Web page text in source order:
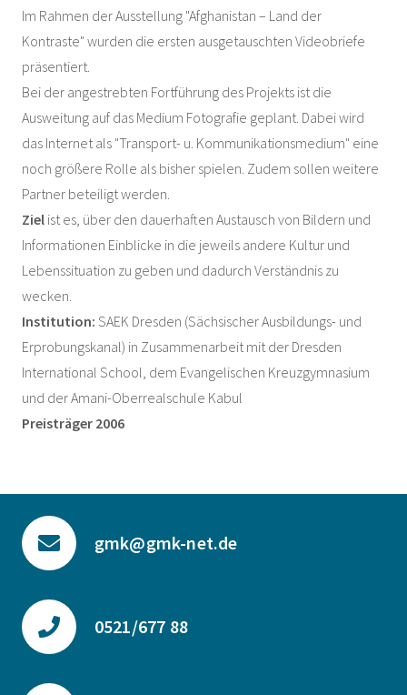
Im Rahmen der Ausstellung "Afghanistan – Land der
Kontraste" wurden die ersten ausgetauschten Videobriefe
präsentiert.
Bei der angestrebten Fortführung des Projekts ist die
Ausweitung auf das Medium Fotografie geplant. Dabei wird
das Internet als "Transport- u. Kommunikationsmedium" eine
noch größere Rolle als bisher spielen. Zudem sollen weitere
Partner beteiligt werden.
Ziel ist es, über den dauerhaften Austausch von Bildern und
Informationen Einblicke in die jeweils andere Kultur und
Lebenssituation zu geben und dadurch Verständnis zu
wecken.
Institution: SAEK Dresden (Sächsischer Ausbildungs- und
Erprobungskanal) in Zusammenarbeit mit der Dresden
International School, dem Evangelischen Kreuzgymnasium
und der Amani-Oberrealschule Kabul
Preisträger 2006
gmk@gmk-net.de
0521/677 88